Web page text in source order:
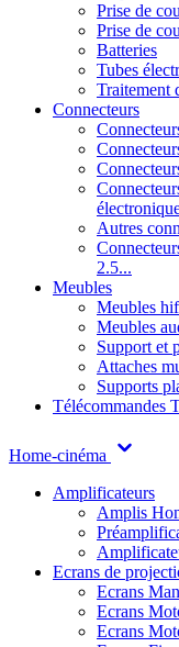
Prise de
Prise de
Batteries
Tubes
Traitement
Connecteurs
Autres
2.5...
Meubles
Meubles
Meubles
Support et
Attaches
Supports
Télécommandes
Home-cinéma
Amplificateurs
Amplis
Ecrans de
Ecrans
Ecrans
Ecrans